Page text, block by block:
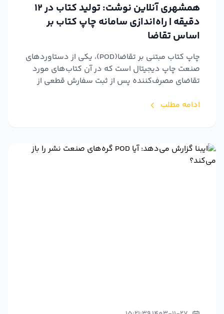
همشهری آنلاین نوشت: تولید کتاب در ۱۲
دقیقه | راه‌اندازی سامانه چاپ کتاب بر
اساس تقاضا
چاپ کتاب مبتنی بر تقاضا(POD)، یکی از دستاوردهای
صنعت چاپ دیجیتال است که در آن کتاب‌های مورد
تقاضای مصرف‌کننده پس از ثبت سفارش قطعی از
ادامه مطلب